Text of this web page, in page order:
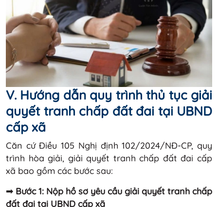
V. Hướng dẫn quy trình thủ tục giải
quyết tranh chấp đất đai tại UBND
cấp xã
Căn cứ Điều 105 Nghị định 102/2024/NĐ-CP, quy
trình hòa giải, giải quyết tranh chấp đất đai cấp
xã bao gồm các bước sau:
➟ Bước 1: Nộp hồ sơ yêu cầu giải quyết tranh chấp
đất đai tại UBND cấp xã